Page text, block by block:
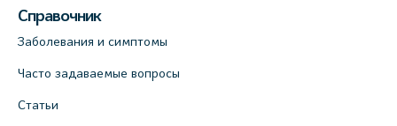
Справочник
Заболевания и симптомы
Часто задаваемые вопросы
Статьи